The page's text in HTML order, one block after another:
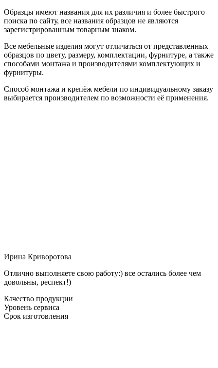
Образцы имеют названия для их различия и более быстрого
поиска по сайту, все названия образцов не являются
зарегистрированным товарным знаком.
Все мебельные изделия могут отличаться от представленных
образцов по цвету, размеру, комплектации, фурнитуре, а также
способами монтажа и производителями комплектующих и
фурнитуры.
Способ монтажа и крепёж мебели по индивидуальному заказу
выбирается производителем по возможности её применения.
Ирина Криворотова
Отлично выполняете свою работу:) все остались более чем
довольны, респект!)
Качество продукции
Уровень сервиса
Срок изготовления